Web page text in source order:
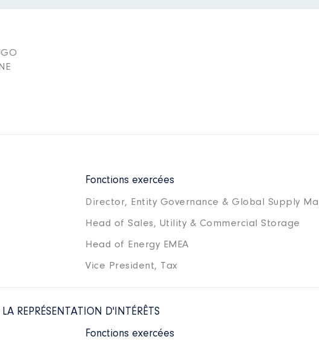
Fonctions exercées
Director, Entity Governance & Global Supply
Head of Sales, Utility & Commercial Storage
Head of Energy EMEA
Vice President, Tax
REPRÉSENTATION D'INTÉRÊTS
Fonctions exercées